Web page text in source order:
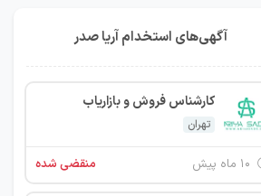
آگهی‌های استخدام آریا صدر
کارشناس فروش و بازاریاب
تهران
منقضی شده